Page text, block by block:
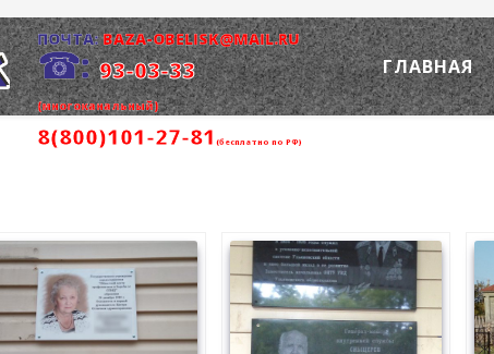
ПОЧТА: BAZA-OBELISK@MAIL.RU
☎: 93-03-33
(многоканальный)
8(800)101-27-81 (бесплатно по РФ)
ГЛАВНАЯ